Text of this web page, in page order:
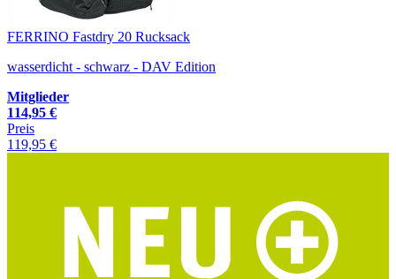
FERRINO Fastdry 20 Rucksack
wasserdicht - schwarz - DAV Edition
Mitglieder
114,95 €
Preis
119,95 €